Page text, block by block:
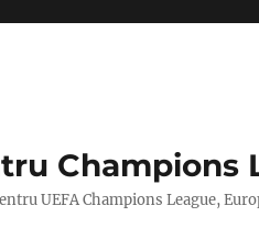
Champions
UEFA Champions League,